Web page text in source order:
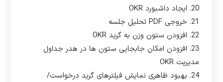
20. ایجاد داشبورد OKR
21. خروجی PDF تحلیل جلسه
22. افزودن ستون وزن به گرید OKR
23. افزودن امکان جابجایی ستون ها در هدر جداول
مدیریت OKR
24. بهبود ظاهری نمایش فیلترهای گرید درخواست/